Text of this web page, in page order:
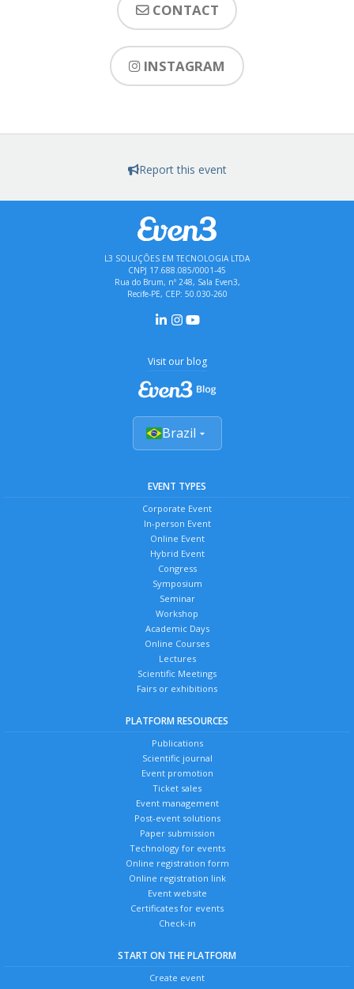
CONTACT
INSTAGRAM
Report this event
L3 SOLUÇÕES EM TECNOLOGIA LTDA
CNPJ 17.688.085/0001-45
Rua do Brum, nº 248, Sala Even3,
Recife-PE, CEP: 50.030-260
Visit our blog
Brazil
EVENT TYPES
Corporate Event
In-person Event
Online Event
Hybrid Event
Congress
Symposium
Seminar
Workshop
Academic Days
Online Courses
Lectures
Scientific Meetings
Fairs or exhibitions
PLATFORM RESOURCES
Publications
Scientific journal
Event promotion
Ticket sales
Event management
Post-event solutions
Paper submission
Technology for events
Online registration form
Online registration link
Event website
Certificates for events
Check-in
START ON THE PLATFORM
Create event